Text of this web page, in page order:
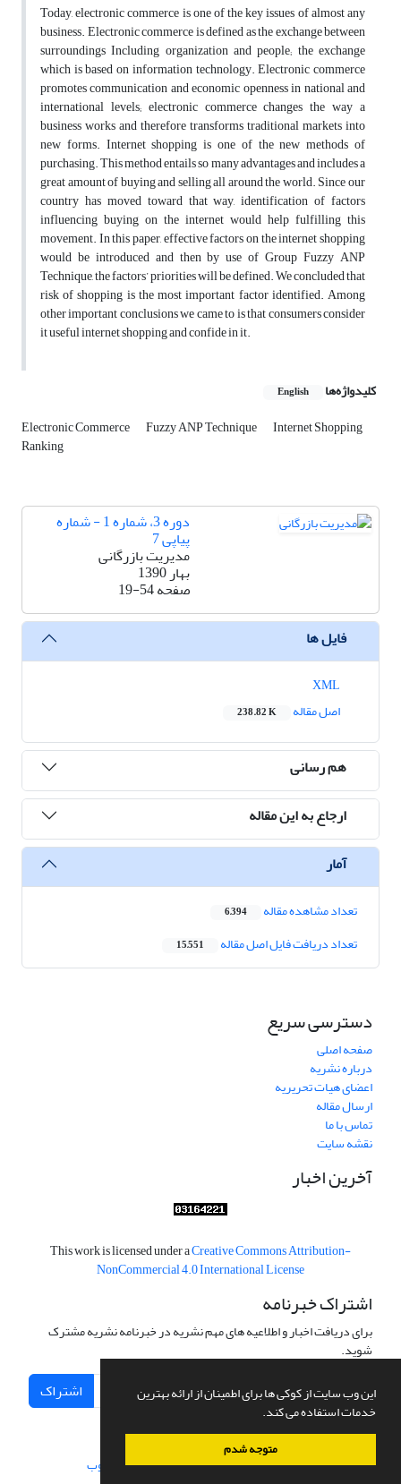
این وب سایت از کوکی ها برای اطمینان از ارائه بهترین
خدمات استفاده می کند.
متوجه شدم
Today, electronic commerce is one of the key issues of almost any
business. Electronic commerce is defined as the exchange between
surroundings Including organization and people; the exchange
which is based on information technology. Electronic commerce
promotes communication and economic openness in national and
international levels; electronic commerce changes the way a
business works and therefore transforms traditional markets into
new forms. Internet shopping is one of the new methods of
purchasing. This method entails so many advantages and includes a
great amount of buying and selling all around the world. Since our
country has moved toward that way, identification of factors
influencing buying on the internet would help fulfilling this
movement. In this paper, effective factors on the internet shopping
would be introduced and then by use of Group Fuzzy ANP
Technique, the factors’ priorities will be defined. We concluded that
risk of shopping is the most important factor identified. Among
other important conclusions we came to is that consumers consider
it useful internet shopping and confide in it.
کلیدواژه‌ها English
Electronic Commerce Fuzzy ANP Technique Internet Shopping
Ranking
دوره 3، شماره 1 - شماره
پیاپی 7
مدیریت بازرگانی
بهار 1390
صفحه19-54
فایل ها
اصل مقاله
238.82 K
هم رسانی
ارجاع به این مقاله
آمار
تعداد مشاهده مقاله 6,394
تعداد دریافت فایل اصل مقاله 15,551
دسترسی سریع
صفحه اصلی
درباره نشریه
اعضای هیات تحریریه
ارسال مقاله
تماس با ما
نقشه سایت
آخرین اخبار
This work is licensed under aCreative Commons Attribution-
NonCommercial 4.0 International License
اشتراک خبرنامه
برای دریافت اخبار و اطلاعیه های مهم نشریه در خبرنامه نشریه مشترک
شوید.
اشتراک
سامانه مدیریت نشریات علمی.طراحی و پیاده سازی از سیناوب